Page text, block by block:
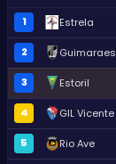
1 Estrela
2 Guimaraes
3 Estoril
4 GIL Vicente
5 Rio Ave